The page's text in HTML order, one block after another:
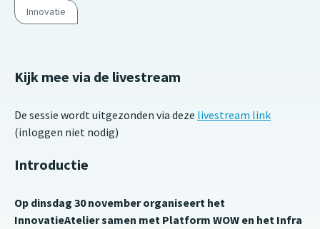
Innovatie
Kijk mee via de livestream
De sessie wordt uitgezonden via deze livestream link
(inloggen niet nodig)
Introductie
Op dinsdag 30 november organiseert het
InnovatieAtelier samen met Platform WOW en het Infra